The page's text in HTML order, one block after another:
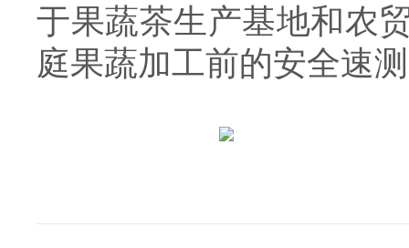
于果蔬茶生产基地和农
庭果蔬加工前的安全速